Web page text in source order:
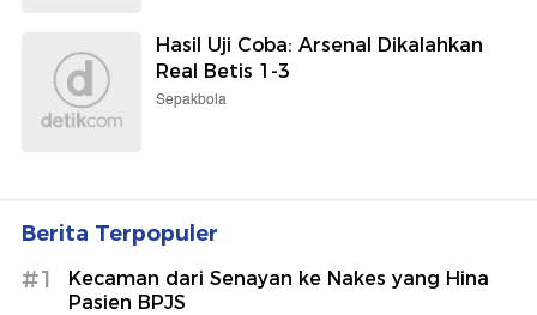
Hasil Uji Coba: Arsenal Dikalahkan
Real Betis 1-3
Sepakbola
Berita Terpopuler
#1
Kecaman dari Senayan ke Nakes yang Hina
Pasien BPJS